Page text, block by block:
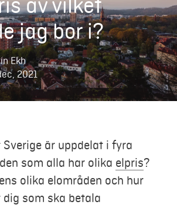
av vilket
jag bor i?
Ekh
2021
är uppdelat i fyra
som alla har olika elpris?
olika elområden och hur
dig som ska betala